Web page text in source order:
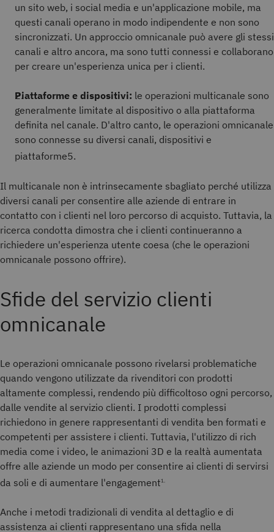
un sito web, i social media e un'applicazione mobile, ma
questi canali operano in modo indipendente e non sono
sincronizzati. Un approccio omnicanale può avere gli stessi
canali e altro ancora, ma sono tutti connessi e collaborano
per creare un'esperienza unica per i clienti.
Piattaforme e dispositivi: le operazioni multicanale sono
generalmente limitate al dispositivo o alla piattaforma
definita nel canale. D'altro canto, le operazioni omnicanale
sono connesse su diversi canali, dispositivi e
piattaforme5.
Il multicanale non è intrinsecamente sbagliato perché utilizza
diversi canali per consentire alle aziende di entrare in
contatto con i clienti nel loro percorso di acquisto. Tuttavia, la
ricerca condotta dimostra che i clienti continueranno a
richiedere un'esperienza utente coesa (che le operazioni
omnicanale possono offrire).
Sfide del servizio clienti
omnicanale
Le operazioni omnicanale possono rivelarsi problematiche
quando vengono utilizzate da rivenditori con prodotti
altamente complessi, rendendo più difficoltoso ogni percorso,
dalle vendite al servizio clienti. I prodotti complessi
richiedono in genere rappresentanti di vendita ben formati e
competenti per assistere i clienti. Tuttavia, l'utilizzo di rich
media come i video, le animazioni 3D e la realtà aumentata
offre alle aziende un modo per consentire ai clienti di servirsi
da soli e di aumentare l'engagement1.
Anche i metodi tradizionali di vendita al dettaglio e di
assistenza ai clienti rappresentano una sfida nella